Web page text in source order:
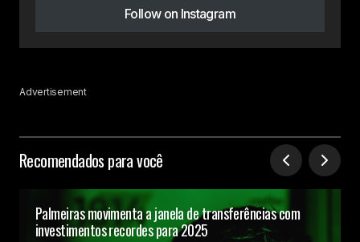
Follow on Instagram
Advertisement
Recomendados para você
Palmeiras movimenta a janela de transferências com
investimentos recordes para 2025